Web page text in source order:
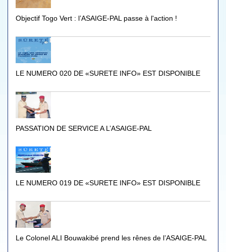
Objectif Togo Vert : l’ASAIGE-PAL passe à l'action !
LE NUMERO 020 DE «SURETE INFO» EST DISPONIBLE
PASSATION DE SERVICE A L’ASAIGE-PAL
LE NUMERO 019 DE «SURETE INFO» EST DISPONIBLE
Le Colonel ALI Bouwakibé prend les rênes de l’ASAIGE-PAL